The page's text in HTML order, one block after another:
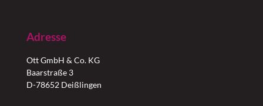
Adresse
Ott GmbH & Co. KG
Baarstraße 3
D-78652 Deißlingen